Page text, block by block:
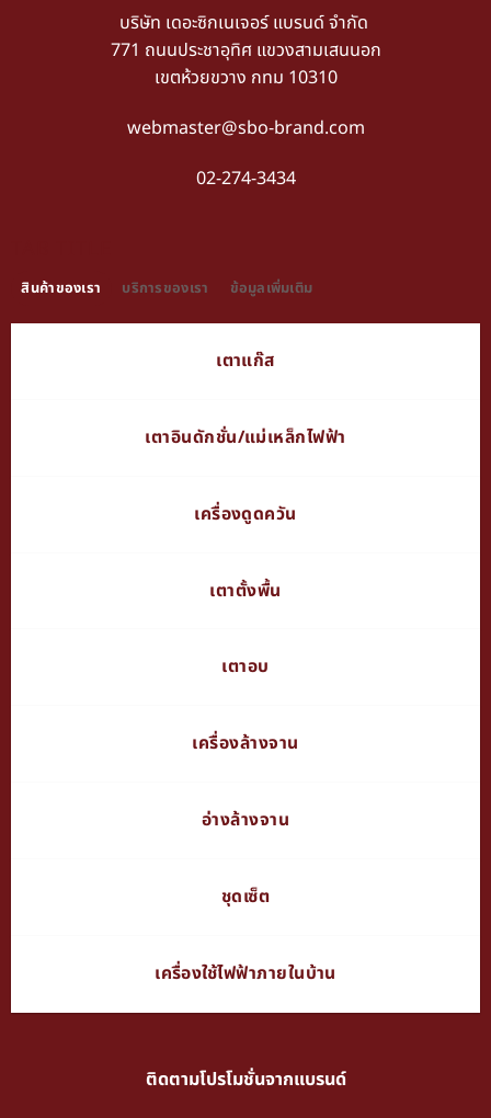
บริษัท เดอะซิกเนเจอร์ แบรนด์ จำกัด
771 ถนนประชาอุทิศ แขวงสามเสนนอก
เขตห้วยขวาง กทม 10310
webmaster@sbo-brand.com
02-274-3434
สินค้าของเรา บริการของเรา ข้อมูลเพิ่มเติม
เตาแก๊ส
เตาอินดักชั่น/แม่เหล็กไฟฟ้า
เครื่องดูดควัน
เตาตั้งพื้น
เตาอบ
เครื่องล้างจาน
อ่างล้างจาน
ชุดเซ็ต
เครื่องใช้ไฟฟ้าภายในบ้าน
ติดตามโปรโมชั่นจากแบรนด์